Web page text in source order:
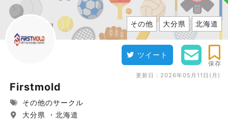
その他 大分県 北海道
ツイート
保存
更新日： 2026年05月11日(月)
Firstmold
その他のサークル
大分県 ・北海道